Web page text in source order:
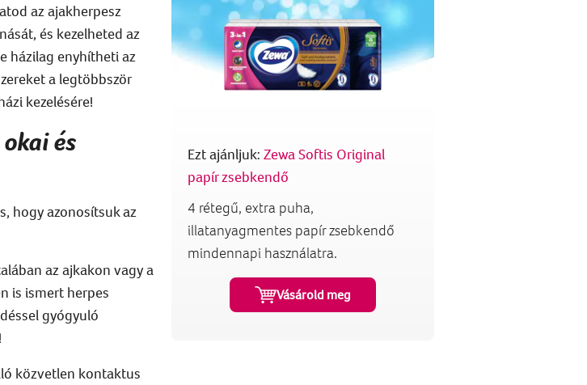
Ezt ajánljuk: Zewa Softis Original
papír zsebkendő
4 rétegű, extra puha,
illatanyagmentes papír zsebkendő
mindennapi használatra.
Vásárold meg
az ajakherpesz
, és kezelheted az
házilag enyhítheti az
a legtöbbször
kezelésére!
és
hogy azonosítsuk az
az ajkakon vagy a
is ismert herpes
gyógyuló
közvetlen kontaktus